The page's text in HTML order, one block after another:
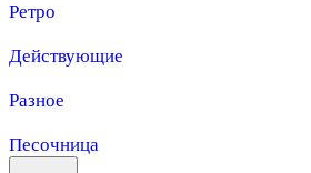
Ретро
Действующие
Разное
Песочница